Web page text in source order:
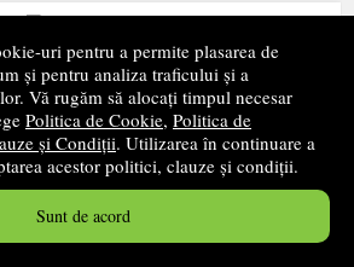
uri pentru a permite plasarea de
și pentru analiza traficului și a
Vă rugăm să alocați timpul necesar
Politica de Cookie, Politica de
și Condiții. Utilizarea în continuare a
acestor politici, clauze și condiții.
Sunt de acord
Noi, Filologii
EUROPEANA- 2024
30,88lei
PRP:42,30 lei
In stoc furnizor
stoc: 1 - 2 zile lucratoare